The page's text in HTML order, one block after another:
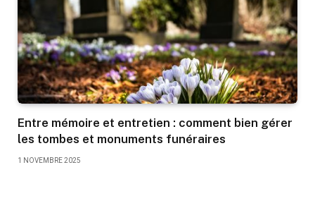
Entre mémoire et entretien : comment bien gérer
les tombes et monuments funéraires
1 NOVEMBRE 2025